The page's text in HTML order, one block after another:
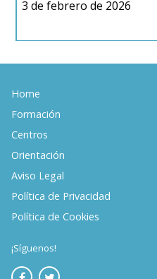
3 de febrero de 2026
Home
Formación
Centros
Orientación
Aviso Legal
Política de Privacidad
Política de Cookies
¡Síguenos!